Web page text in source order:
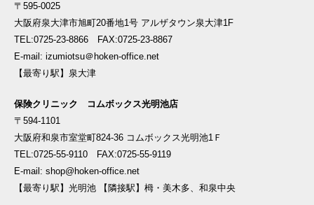
〒595-0025
大阪府泉大津市旭町20番地1号 アルザタウン泉大津1F
TEL:0725-23-8866 FAX:0725-23-8867
E-mail: izumiotsu＠hoken-office.net
【最寄り駅】泉大津
保険クリニック コムボックス光明池店
〒594-1101
大阪府和泉市室堂町824-36 コムボックス光明池1Ｆ
TEL:0725-55-9110 FAX:0725-55-9119
E-mail: shop@hoken-office.net
【最寄り駅】光明池 【隣接駅】栂・美木多、和泉中央